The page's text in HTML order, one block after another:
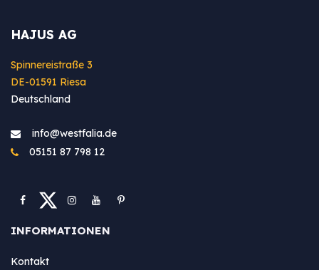
HAJUS AG
Spinnereistraße 3
DE-01591 Riesa
Deutschland
info@westfa​lia.de
05151 87 798 12
INFORMATIONEN
Kontakt